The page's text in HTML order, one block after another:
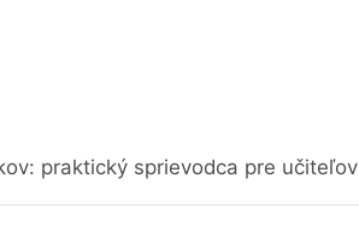
praktický sprievodca pre učiteľov